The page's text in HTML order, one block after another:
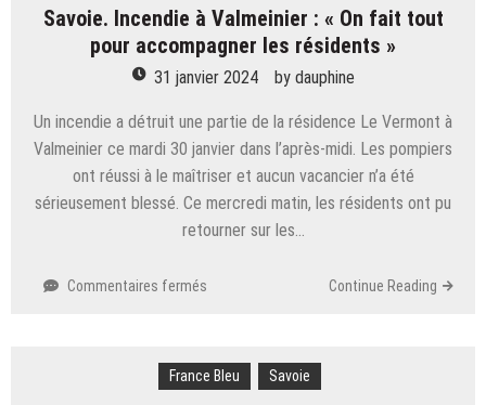
distribués
quotidiennement
Savoie. Incendie à Valmeinier : « On fait tout
pour accompagner les résidents »
31 janvier 2024 by dauphine
Un incendie a détruit une partie de la résidence Le Vermont à
Valmeinier ce mardi 30 janvier dans l’après-midi. Les pompiers
ont réussi à le maîtriser et aucun vacancier n’a été
sérieusement blessé. Ce mercredi matin, les résidents ont pu
retourner sur les…
Commentaires fermés
« On
Continue Reading
France Bleu Savoie